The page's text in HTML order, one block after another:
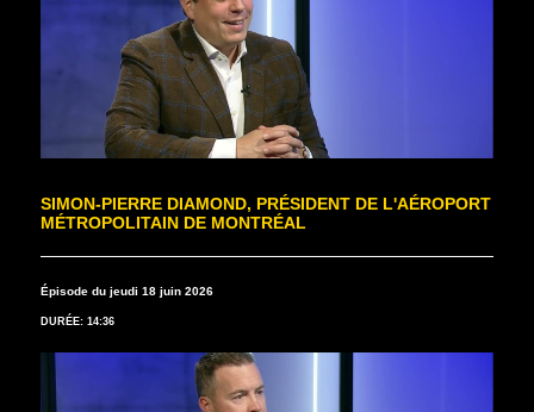
SIMON-PIERRE DIAMOND, PRÉSIDENT DE L'AÉROPORT
MÉTROPOLITAIN DE MONTRÉAL
Épisode du jeudi 18 juin 2026
DURÉE: 14:36